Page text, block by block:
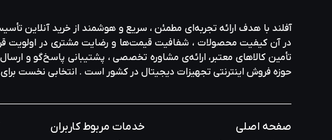
آفلند با هدف ارائه‌ تجربه‌ای مطمئن ، سریع و هوشمند از خرید آنلاین
در آن کیفیت محصولات ، شفافیت قیمت‌ها و رضایت مشتری در اولویت قرار
تأمین کالاهای معتبر، ارائه‌ی مشاوره‌ تخصصی ، پشتیبانی پاسخ‌گو و ارسال
حوزه‌ فروش اینترنتی تجهیزات دیجیتال در کشور است . انتخابی نخست
صفحه اصلی خدمات مربوط کاربران